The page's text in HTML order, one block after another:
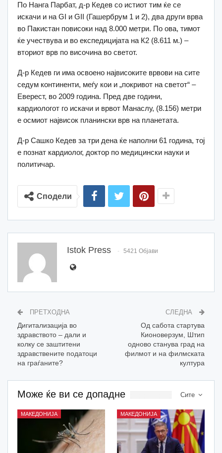
По Нанга Парбат, д-р Кедев со истиот тим ќе се
искачи и на GI и GII (Гашербрум 1 и 2), два други врва
во Пакистан повисоки над 8.000 метри. По ова, тимот
ќе учествува и во експедицијата на К2 (8.611 м.) –
вториот врв по височина во светот.
Д-р Кедев ги има освоено највисоките врвови на сите
седум континенти, меѓу кои и „покривот на светот“ –
Еверест, во 2009 година. Пред две години,
кардиологот го искачи и врвот Манаслу, (8.156) метри
е осмиот највисок планински врв на планетата.
Д-р Сашко Кедев за три дена ќе наполни 61 година, тој
е познат кардиолог, доктор по медицински науки и
политичар.
Сподели
Istok Press 5421 Објави
ПРЕТХОДНА
Дигитализација во
здравството – дали и
колку се заштитени
здравствените податоци
на граѓаните?
СЛЕДНА
Oд сабота стартува
Кионоверзум, Штип
одново станува град на
филмот и на филмската
култура
Сите
Може ќе ви се допадне
МАКЕДОНИЈА МАКЕДОНИЈА